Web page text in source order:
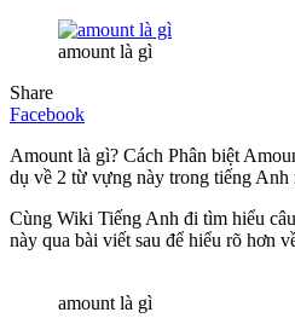
amount là gì
Share
Facebook
Amount là gì? Cách Phân biệt
dụ về 2 từ vựng này trong tiếng Anh
Cùng Wiki Tiếng Anh đi tìm hiểu
này qua bài viết sau để hiểu rõ hơn
amount là gì